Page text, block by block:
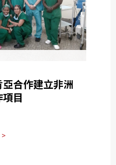
合作建立非洲
目